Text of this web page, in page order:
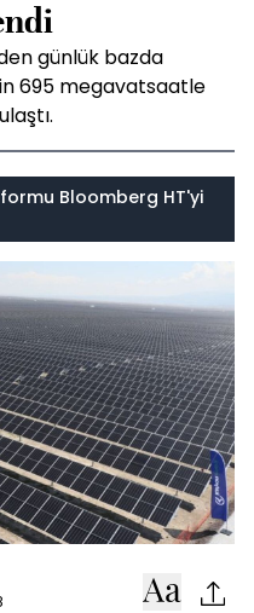
günlük bazda
695 megavatsaatle
Bloomberg HT'yi